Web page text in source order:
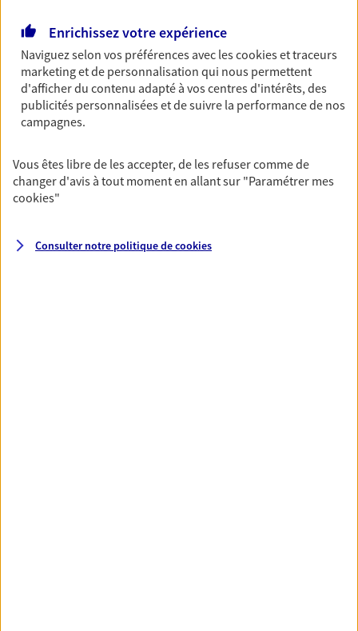
Horaires :Ouvert
de 09:00 à 12:30puis de 13:30 à 18:00
03 21 60 62 62
PRENDRE RENDEZ-VOUS
N° Orias * (orias.fr) : EI VALENCOURT LAURENCE (07031788); EI
Enrichissez votre expérience
Naviguez selon vos préférences avec lescookies et traceurs
marketing et de personnalisation qui nous permettent
d'afficher du contenu adapté à vos centres d'intérêts, des
publicités personnalisées et de suivre la performance de nos
campagnes.
Vous êtes libre de les accepter, de les refuser comme de
changer d'avis à tout moment en allant sur "Paramétrer mes
cookies"
Consulter notre politique decookies